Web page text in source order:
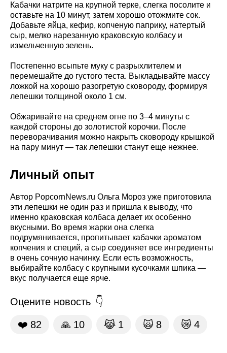
Кабачки натрите на крупной терке, слегка посолите и
оставьте на 10 минут, затем хорошо отожмите сок.
Добавьте яйца, кефир, копченую паприку, натертый
сыр, мелко нарезанную краковскую колбасу и
измельченную зелень.
Постепенно всыпьте муку с разрыхлителем и
перемешайте до густого теста. Выкладывайте массу
ложкой на хорошо разогретую сковороду, формируя
лепешки толщиной около 1 см.
Обжаривайте на среднем огне по 3–4 минуты с
каждой стороны до золотистой корочки. После
переворачивания можно накрыть сковороду крышкой
на пару минут — так лепешки станут еще нежнее.
Личный опыт
Автор PopcornNews.ru Ольга Мороз уже приготовила
эти лепешки не один раз и пришла к выводу, что
именно краковская колбаса делает их особенно
вкусными. Во время жарки она слегка
подрумянивается, пропитывает кабачки ароматом
копчения и специй, а сыр соединяет все ингредиенты
в очень сочную начинку. Если есть возможность,
выбирайте колбасу с крупными кусочками шпика —
вкус получается еще ярче.
Оцените новость
❤️ 82 🙏 10 😹 1 🙀 8 😿 4